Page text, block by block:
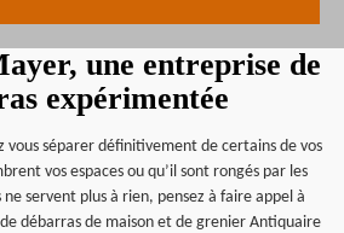
une entreprise de
expérimentée
vous séparer définitivement de certains de vos
vos espaces ou qu’il sont rongés par les
servent plus à rien, pensez à faire appel à
débarras de maison et de grenier Antiquaire